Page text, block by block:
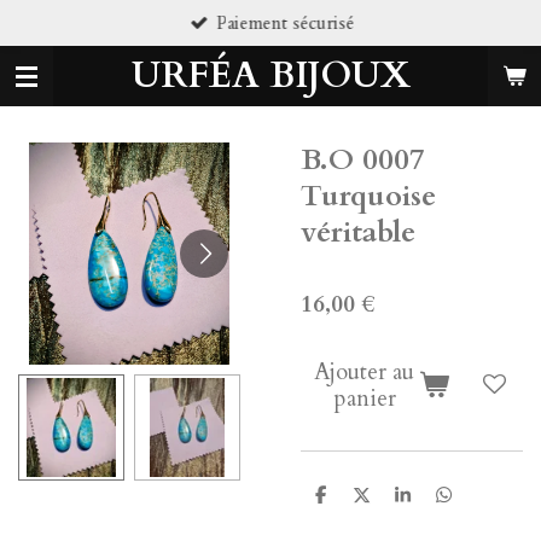
au
contenu
principal
URFÉA BIJOUX
B.O 0007
Turquoise
véritable
16,00 €
Ajouter au
panier
P
P
P
P